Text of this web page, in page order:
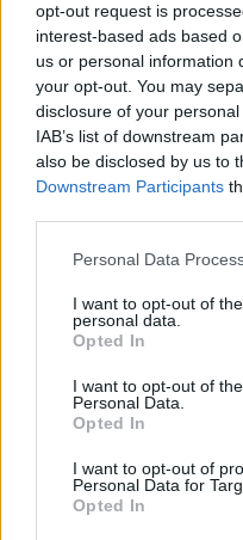
opt-out request is
interest-based ads based
us or personal information
your opt-out. You may
disclosure of your
IAB’s list of downstream
also be disclosed by us to
Downstream Participants
Please note that this
not limited to your visit or
grant or deny consent to
use your data for below
consent section.
Personal Data
I want to opt-out of
personal data.
Opted In
I want to opt-out of
Personal Data.
Opted In
I want to opt-out of
Personal Data for
Opted In
Kéthónapos a
2026. júl. 21.
pénzek érkezéséhez
ELEMZÉSEK